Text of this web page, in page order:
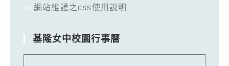
網站維護之css使用說明
基隆女中校園行事曆